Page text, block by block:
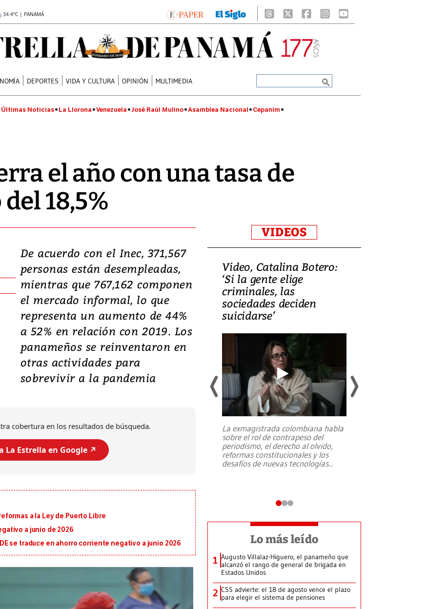
34.4°C | PANAMÁ
DEPORTES VIDA Y CULTURA OPINIÓN MULTIMEDIA
Últimas Noticias La Llorona Venezuela José Raúl Mulino Asamblea Nacional Cepanim
el año con una tasa de
18,5%
De acuerdo con el Inec, 371,567
personas están desempleadas,
mientras que 767,162 componen
el mercado informal, lo que
representa un aumento de 44%
a 52% en relación con 2019. Los
panameños se reinventaron en
otras actividades para
sobrevivir a la pandemia
cobertura en los resultados de búsqueda.
La Estrella en Google ↗️
a la Ley de Puerto Libre
a junio de 2026
se traduce en ahorro corriente negativo a junio 2026
VIDEOS
Video, Japón: Terremoto
deja heridos y graves
daños en Kumamoto
julio en la prefectura de Kumamoto,
al sur de Japón, provocando una
emergencia de gran
Video, Catalina Botero:
‘Si la gente elige
criminales, las
sociedades deciden
suicidarse’
La exmagistrada colombiana habla
sobre el rol de contrapeso del
periodismo, el derecho al olvido,
reformas constitucionales y los
desafíos de nuevas tecnologías...
Lo más leído
1 Augusto Villalaz-Higuero, el panameño que
alcanzó el rango de general de brigada en
Estados Unidos
2 CSS advierte: el 18 de agosto vence el plazo
para elegir el sistema de pensiones